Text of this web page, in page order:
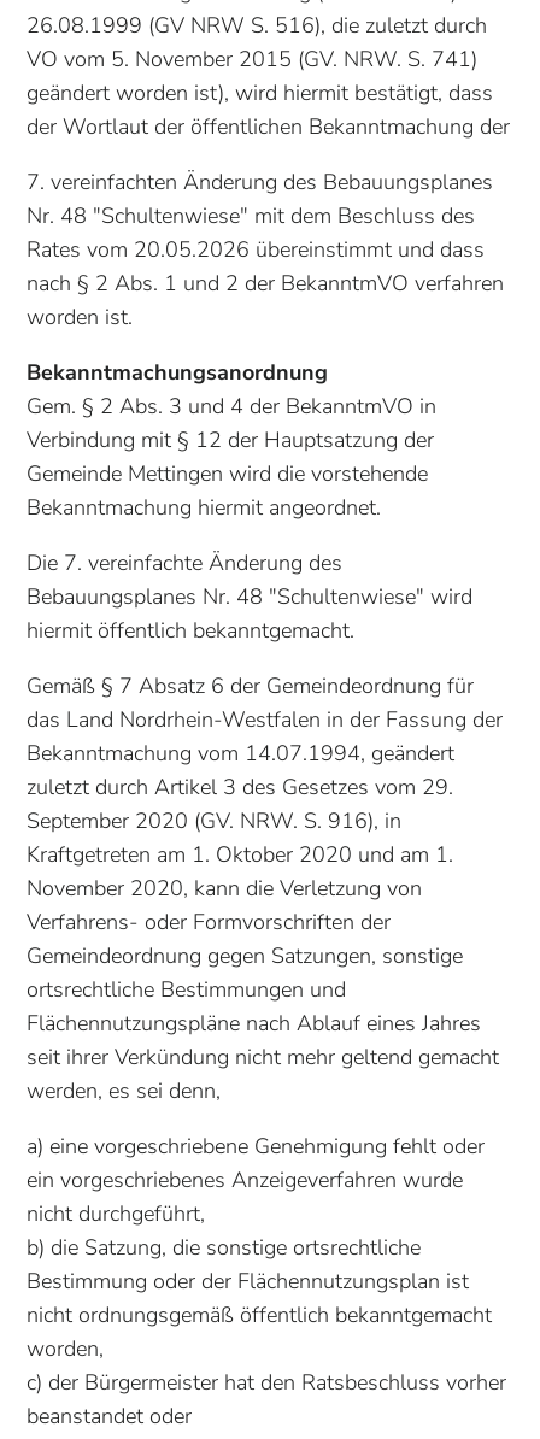
26.08.1999 (GV NRW S. 516), die zuletzt durch
VO vom 5. November 2015 (GV. NRW. S. 741)
geändert worden ist), wird hiermit bestätigt, dass
der Wortlaut der öffentlichen Bekanntmachung der
7. vereinfachten Änderung des Bebauungsplanes
Nr. 48 "Schultenwiese" mit dem Beschluss des
Rates vom 20.05.2026 übereinstimmt und dass
nach § 2 Abs. 1 und 2 der BekanntmVO verfahren
worden ist.
Bekanntmachungsanordnung
Gem. § 2 Abs. 3 und 4 der BekanntmVO in
Verbindung mit § 12 der Hauptsatzung der
Gemeinde Mettingen wird die vorstehende
Bekanntmachung hiermit angeordnet.
Die 7. vereinfachte Änderung des
Bebauungsplanes Nr. 48 "Schultenwiese" wird
hiermit öffentlich bekanntgemacht.
Gemäß § 7 Absatz 6 der Gemeindeordnung für
das Land Nordrhein-Westfalen in der Fassung der
Bekanntmachung vom 14.07.1994, geändert
zuletzt durch Artikel 3 des Gesetzes vom 29.
September 2020 (GV. NRW. S. 916), in
Kraftgetreten am 1. Oktober 2020 und am 1.
November 2020, kann die Verletzung von
Verfahrens- oder Formvorschriften der
Gemeindeordnung gegen Satzungen, sonstige
ortsrechtliche Bestimmungen und
Flächennutzungspläne nach Ablauf eines Jahres
seit ihrer Verkündung nicht mehr geltend gemacht
werden, es sei denn,
a) eine vorgeschriebene Genehmigung fehlt oder
ein vorgeschriebenes Anzeigeverfahren wurde
nicht durchgeführt,
b) die Satzung, die sonstige ortsrechtliche
Bestimmung oder der Flächennutzungsplan ist
nicht ordnungsgemäß öffentlich bekanntgemacht
worden,
c) der Bürgermeister hat den Ratsbeschluss vorher
beanstandet oder